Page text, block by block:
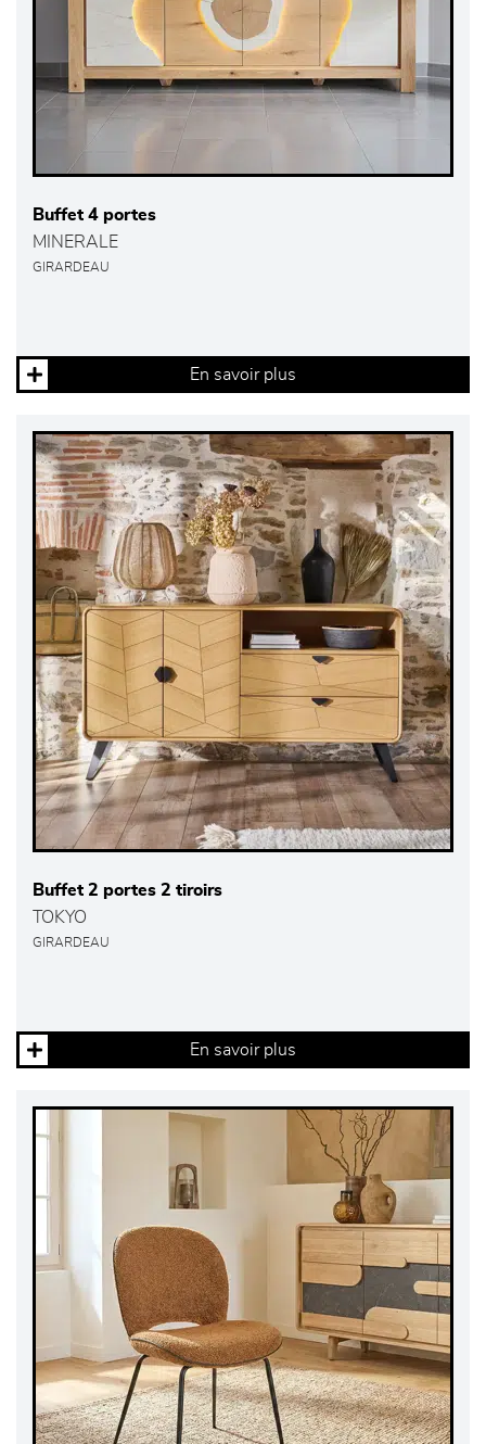
Buffet 4 portes
MINERALE
GIRARDEAU
En savoir plus
Buffet 2 portes 2 tiroirs
TOKYO
GIRARDEAU
En savoir plus